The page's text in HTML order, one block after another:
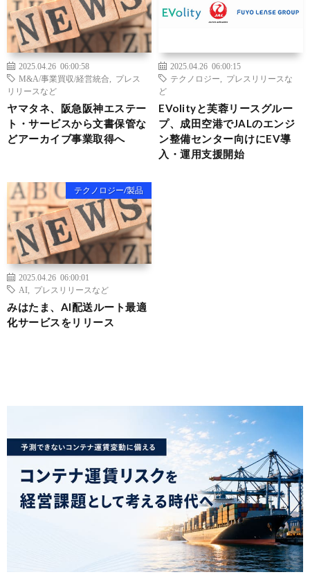
2025.04.26 06:00:58
M&A/事業買収/経営統合
プレス
リリースなど
ヤマタネ、阪急阪神エステー
ト・サービスから文書保管な
どアーカイブ事業取得へ
2025.04.26 06:00:15
テクノロジー
プレスリリースな
ど
EVolityと芙蓉リースグルー
プ、成田空港でJALのエンジ
ン整備センター向けにEV導
入・運用支援開始
テクノロジー/製品
2025.04.26 06:00:01
AI
プレスリリースなど
みはたま、AI配送ルート最適
化サービスをリリース